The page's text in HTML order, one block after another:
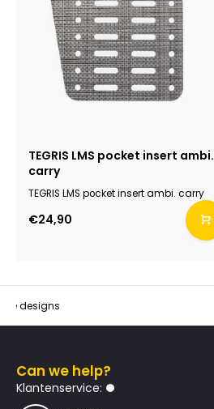
TEGRIS LMS pocket insert ambi.
carry
TEGRIS LMS pocket insert ambi. carry
€24,90
designs
Can we help?
Klantenservice: